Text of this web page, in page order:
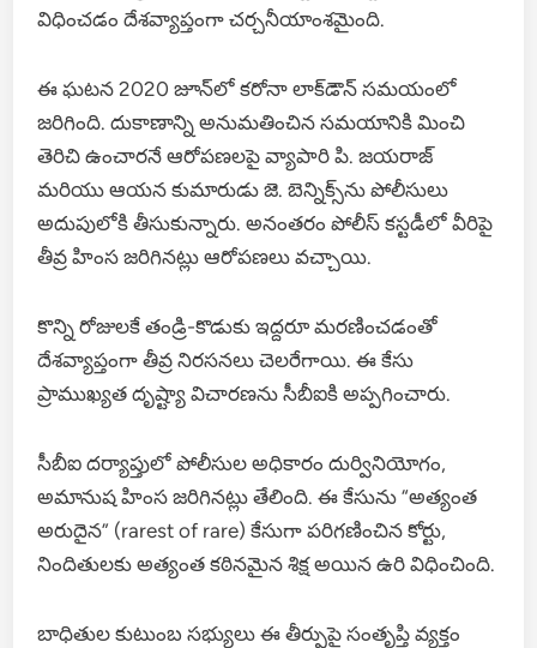
విధించడం దేశవ్యాప్తంగా చర్చనీయాంశమైంది.
ఈ ఘటన 2020 జూన్‌లో కరోనా లాక్‌డౌన్ సమయంలో
జరిగింది. దుకాణాన్ని అనుమతించిన సమయానికి మించి
తెరిచి ఉంచారనే ఆరోపణలపై వ్యాపారి పి. జయరాజ్
మరియు ఆయన కుమారుడు జె. బెన్నిక్స్‌ను పోలీసులు
అదుపులోకి తీసుకున్నారు. అనంతరం పోలీస్ కస్టడీలో వీరిపై
తీవ్ర హింస జరిగినట్లు ఆరోపణలు వచ్చాయి.
కొన్ని రోజులకే తండ్రి-కొడుకు ఇద్దరూ మరణించడంతో
దేశవ్యాప్తంగా తీవ్ర నిరసనలు చెలరేగాయి. ఈ కేసు
ప్రాముఖ్యత దృష్ట్యా విచారణను సీబీఐకి అప్పగించారు.
సీబీఐ దర్యాప్తులో పోలీసుల అధికారం దుర్వినియోగం,
అమానుష హింస జరిగినట్లు తేలింది. ఈ కేసును “అత్యంత
అరుదైన” (rarest of rare) కేసుగా పరిగణించిన కోర్టు,
నిందితులకు అత్యంత కఠినమైన శిక్ష అయిన ఉరి విధించింది.
బాధితుల కుటుంబ సభ్యులు ఈ తీర్పుపై సంతృప్తి వ్యక్తం